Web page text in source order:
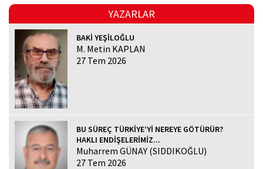
YAZARLAR
BAKİ YEŞİLOĞLU
M. Metin KAPLAN
27 Tem 2026
BU SÜREÇ TÜRKİYE’Yİ NEREYE GÖTÜRÜR?
HAKLI ENDİŞELERİMİZ...
Muharrem GÜNAY (SIDDIKOĞLU)
27 Tem 2026